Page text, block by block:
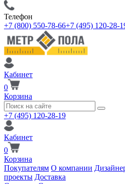
Телефон
+7 (800) 550-78-66+7 (495) 120-28-
Кабинет
0
Корзина
+7 (495) 120-28-19
Кабинет
0
Корзина
Покупателям О компании
проекты Доставка